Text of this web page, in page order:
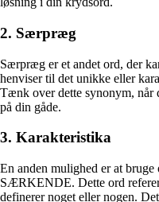
2. Særpræg
Særpræg er et andet ord, der
henviser til det unikke eller
Tænk over dette synonym, når
på din gåde.
3. Karakteristika
En anden mulighed er at
SÆRKENDE. Dette ord
definerer noget eller nogen.